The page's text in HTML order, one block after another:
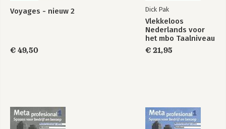
Voyages - nieuw 2
€ 49,50
Dick Pak
Vlekkeloos
Nederlands voor
het mbo Taalniveau
3F en 4F
€ 21,95